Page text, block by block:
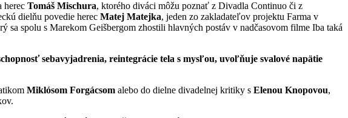
herec Tomáš Mischura, ktorého diváci môžu poznať z Divadla Continuo či z
dielňu povedie herec Matej Matejka, jeden zo zakladateľov projektu Farma v
spolu s Marekom Geišbergom zhostili hlavných postáv v nadčasovom filme Iba taká
sebavyjadrenia, reintegrácie tela s mysľou, uvoľňuje svalové napätie
Miklósom Forgácsom alebo do dielne divadelnej kritiky s Elenou Knopovou,